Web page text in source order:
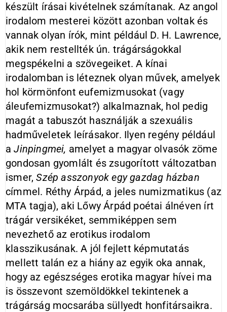
készült írásai kivételnek számítanak. Az angol
irodalom mesterei között azonban voltak és
vannak olyan írók, mint például D. H. Lawrence,
akik nem restellték ún. trágárságokkal
megspékelni a szövegeiket. A kínai
irodalomban is léteznek olyan művek, amelyek
hol körmönfont eufemizmusokat (vagy
áleufemizmusokat?) alkalmaznak, hol pedig
magát a tabuszót használják a szexuális
hadműveletek leírásakor. Ilyen regény például
aJinpingmei, amelyet a magyar olvasók zöme
gondosan gyomlált és zsugorított változatban
ismer,Szép asszonyok egy gazdag házban
címmel. Réthy Árpád, a jeles numizmatikus (az
MTA tagja), aki Lőwy Árpád poétai álnéven írt
trágár versikéket, semmiképpen sem
nevezhető az erotikus irodalom
klasszikusának. A jól fejlett képmutatás
mellett talán ez a hiány az egyik oka annak,
hogy az egészséges erotika magyar hívei ma
is összevont szemöldökkel tekintenek a
trágárság mocsarába süllyedt honfitársaikra.